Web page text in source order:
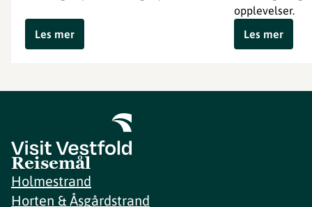
Les mer
opplevelser.
Les mer
Reisemål
Holmestrand
Horten & Åsgårdstrand